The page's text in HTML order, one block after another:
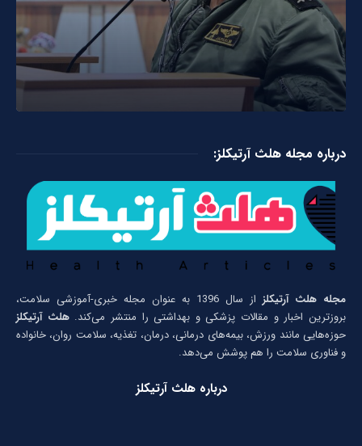
درباره مجله هلث آرتیکلز:
مجله هلث آرتیکلز
از سال 1396 به عنوان مجله خبری-آموزشی سلامت،
بروزترین اخبار و مقالات پزشکی و بهداشتی را منتشر می‌کند.هلث آرتیکلز
حوزه‌هایی مانند ورزش، بیمه‌های درمانی، درمان، تغذیه، سلامت روان، خانواده
و فناوری سلامت را هم پوشش می‌دهد.
درباره هلث آرتیکلز